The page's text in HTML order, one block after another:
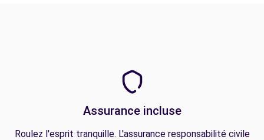
Assurance incluse
Roulez l'esprit tranquille. L'assurance responsabilité civile